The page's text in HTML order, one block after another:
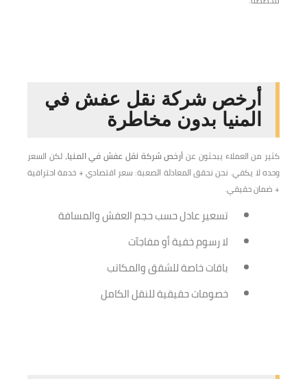
أرخص شركة نقل عفش في
المنيا بدون مخاطرة
كثير من العملاء يبحثون عنأرخص شركة نقل عفش في المنيا، لكن السعر
وحده لا يكفي. نحن نحقق المعادلة الصعبة: سعر اقتصادي + خدمة احترافية
+ ضمان حقيقي.
تسعير عادل حسب حجم العفش والمسافة
لا رسوم خفية أو مفاجآت
باقات خاصة للشقق والمكاتب
خصومات حقيقية للنقل الكامل